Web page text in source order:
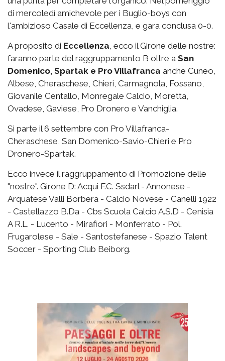
di mercoledì amichevole per i Buglio-boys con
l'ambizioso Casale di Eccellenza, e gara conclusa 0-0.
A proposito di Eccellenza, ecco il Girone delle nostre:
faranno parte del raggruppamento B oltre a San
Domenico, Spartak e Pro Villafranca anche Cuneo,
Albese, Cheraschese, Chieri, Carmagnola, Fossano,
Giovanile Centallo, Monregale Calcio, Moretta,
Ovadese, Gaviese, Pro Dronero e Vanchiglia.
Si parte il 6 settembre con Pro Villafranca-
Cheraschese, San Domenico-Savio-Chieri e Pro
Dronero-Spartak.
Ecco invece il raggruppamento di Promozione delle
"nostre". Girone D: Acqui F.C. Ssdarl - Annonese -
Arquatese Valli Borbera - Calcio Novese - Canelli 1922
- Castellazzo B.Da - Cbs Scuola Calcio A.S.D - Cenisia
A R.L. - Lucento - Mirafiori - Monferrato - Pol.
Frugarolese - Sale - Santostefanese - Spazio Talent
Soccer - Sporting Club Beiborg.